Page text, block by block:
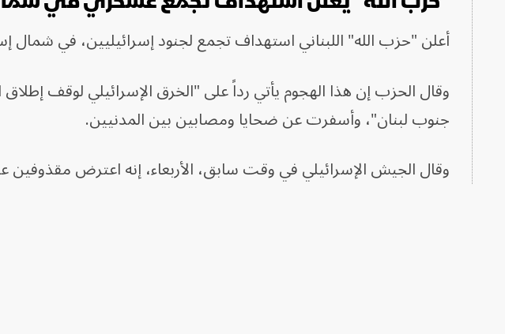
أعلن "حزب الله" اللبناني استهداف تجمع لجنود إسرائيليين، في شمال
وقال الحزب إن هذا الهجوم يأتي رداً على "الخرق الإسرائيلي لوقف
جنوب لبنان"، وأسفرت عن ضحايا ومصابين بين المدنيين.
وقال الجيش الإسرائيلي في وقت سابق، الأربعاء، إنه اعترض مقذوفين